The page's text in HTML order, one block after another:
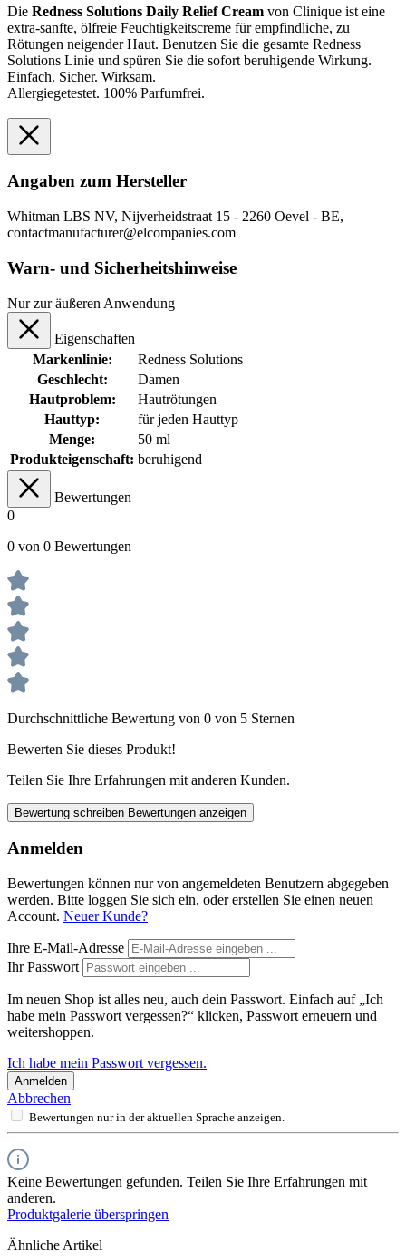
Die Redness Solutions Daily Relief Cream von Clinique ist eine
extra-sanfte, ölfreie Feuchtigkeitscreme für empfindliche, zu
Rötungen neigender Haut. Benutzen Sie die gesamte Redness
Solutions Linie und spüren Sie die sofort beruhigende Wirkung.
Einfach. Sicher. Wirksam.
Allergiegetestet. 100% Parfumfrei.
Angaben zum Hersteller
Whitman LBS NV, Nijverheidstraat 15 - 2260 Oevel - BE,
contactmanufacturer@elcompanies.com
Warn- und Sicherheitshinweise
Nur zur äußeren Anwendung
Eigenschaften
Markenlinie:
Redness Solutions
Geschlecht:
Damen
Hautproblem:
Hautrötungen
Hauttyp:
für jeden Hauttyp
Menge:
50 ml
Produkteigenschaft: beruhigend
Bewertungen
0
0 von 0 Bewertungen
Durchschnittliche Bewertung von 0 von 5 Sternen
Bewerten Sie dieses Produkt!
Teilen Sie Ihre Erfahrungen mit anderen Kunden.
Bewertung schreiben Bewertungen anzeigen
Anmelden
Bewertungen können nur von angemeldeten Benutzern abgegeben
werden. Bitte loggen Sie sich ein, oder erstellen Sie einen neuen
Account. Neuer Kunde?
Ihre E-Mail-Adresse
Ihr Passwort
Im neuen Shop ist alles neu, auch dein Passwort. Einfach auf „Ich
habe mein Passwort vergessen?“ klicken, Passwort erneuern und
weitershoppen.
Ich habe mein Passwort vergessen.
Anmelden
Abbrechen
Bewertungen nur in der aktuellen Sprache anzeigen.
Keine Bewertungen gefunden. Teilen Sie Ihre Erfahrungen mit
anderen.
Produktgalerie überspringen
Ähnliche Artikel